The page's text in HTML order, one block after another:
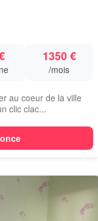
1350 €
/mois
au coeur de la ville
clic clac...